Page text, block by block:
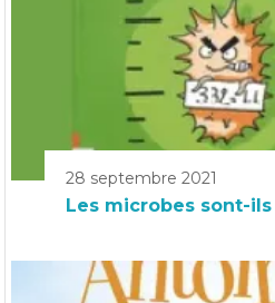
28 septembre 2021
Les microbes sont-